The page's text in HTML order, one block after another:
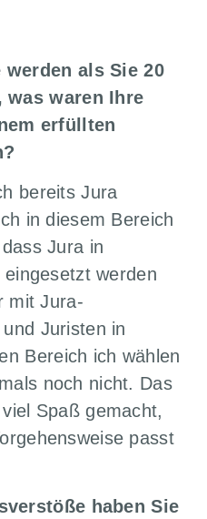
als Sie 20
was waren Ihre
erfüllten
bereits Jura
in diesem Bereich
Jura in
werden
mit Jura-
Juristen in
Bereich ich wählen
noch nicht. Das
Spaß gemacht,
passt
haben Sie